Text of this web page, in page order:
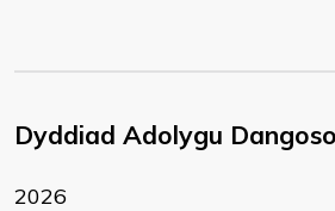
Dyddiad Adolygu
2026